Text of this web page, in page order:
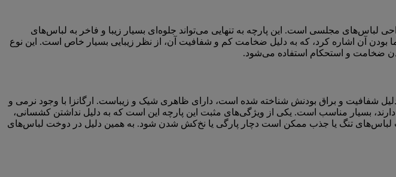
مجلسی است. این پارچه به تنهایی می‌تواند جلوه‌ای بسیار زیبا و فاخر به لباس‌های
بودن آن اشاره کرد، که به دلیل ضخامت کم و شفافیت آن، از نظر زیبایی بسیار خاص است. این نوع
ضخامت و استحکام استفاده می‌شود.
شفافیت و براق بودنش شناخته شده است، دارای ظاهری شیک و زیباست. ارگانزا با وجود نرمی و
بسیار مناسب است. یکی از ویژگی‌های مثبت این پارچه این است که به دلیل نداشتن کشسانی،
لباس‌های تنگ یا جذب ممکن است دچار پارگی یا نخ‌کش شدن شود. به همین دلیل در دوخت لباس‌های